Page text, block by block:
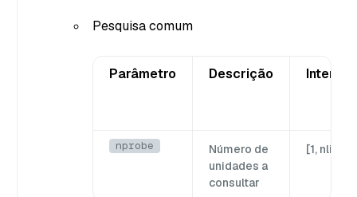
Pesquisa comum
Parâmetro Descrição
nprobe
Número de
unidades a
consultar
[1, nlist]